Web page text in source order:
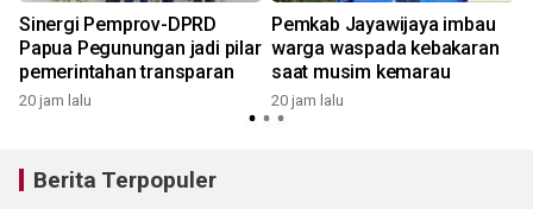
Sinergi Pemprov-DPRD
Papua Pegunungan jadi pilar
pemerintahan transparan
20 jam lalu
Pemkab Jayawijaya imbau
warga waspada kebakaran
saat musim kemarau
20 jam lalu
Berita Terpopuler